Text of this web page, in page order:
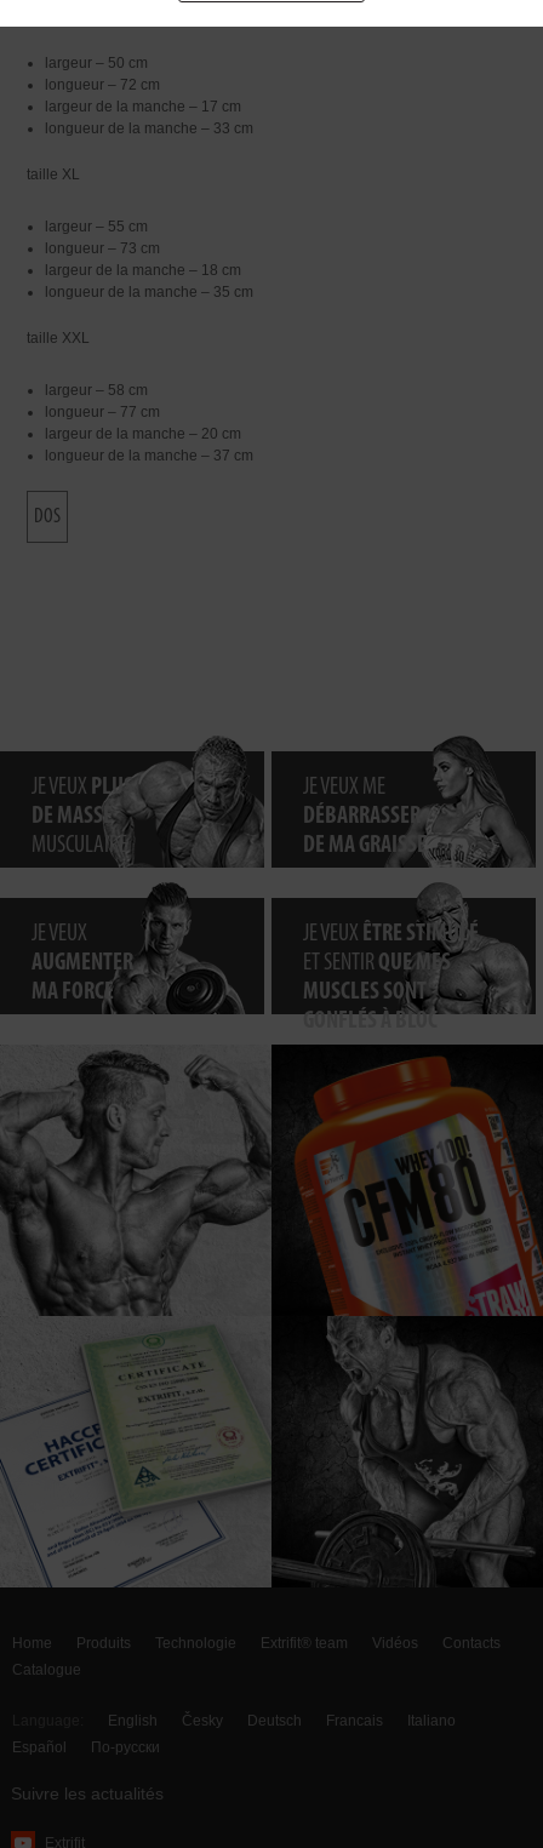
largeur – 50 cm
longueur – 72 cm
largeur de la manche – 17 cm
longueur de la manche – 33 cm
taille XL
largeur – 55 cm
longueur – 73 cm
largeur de la manche – 18 cm
longueur de la manche – 35 cm
taille XXL
largeur – 58 cm
longueur – 77 cm
largeur de la manche – 20 cm
longueur de la manche – 37 cm
DOS
JE VEUX PLUS
DE MASSE
MUSCULAIRE
JE VEUX ME
DÉBARRASSER
DE MA GRAISSE
JE VEUX
AUGMENTER
MA FORCE
JE VEUX ÊTRE STIMULÉ
ET SENTIR QUE MES
MUSCLES SONT
GONFLÉS À BLOC
Home Produits Technologie Extrifit® team Vidéos
Contacts
Catalogue
English Česky Deutsch Francais
Italiano
Español
По-русски
Suivre les actualités
Extrifit